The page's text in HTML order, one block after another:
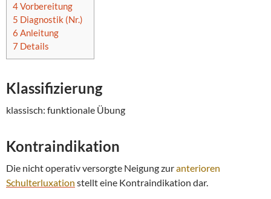
4Vorbereitung
5 Diagnostik (Nr.)
6 Anleitung
7 Details
Klassifizierung
klassisch: funktionale Übung
Kontraindikation
Die nicht operativ versorgte Neigung zuranterioren
Schulterluxation stellt eine Kontraindikation dar.